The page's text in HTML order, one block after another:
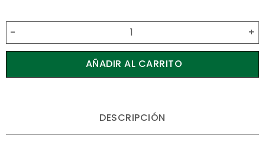
- +
AÑADIR AL CARRITO
DESCRIPCIÓN